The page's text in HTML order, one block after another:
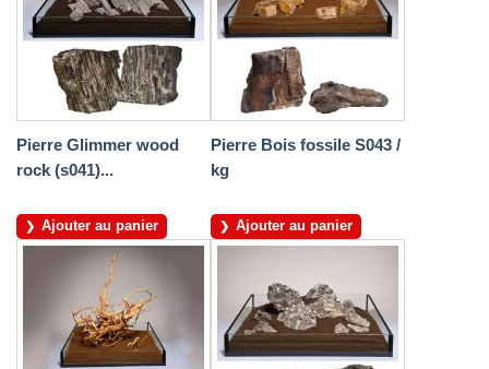
Pierre Glimmer wood
rock (s041)...
Ajouter au panier
Pierre Bois fossile S043 /
kg
Ajouter au panier